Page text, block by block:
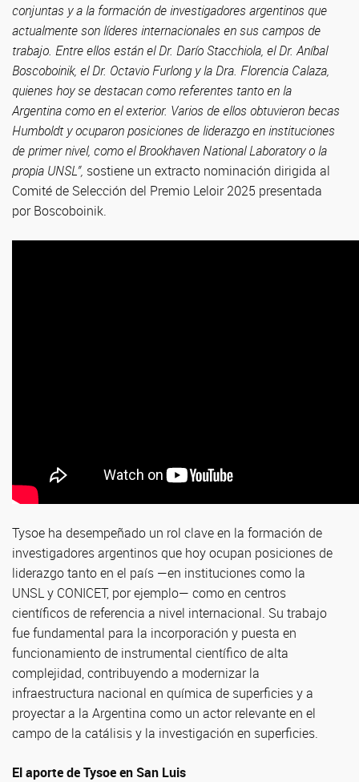
conjuntas y a la formación de investigadores argentinos que
actualmente son líderes internacionales en sus campos de
trabajo. Entre ellos están el Dr. Darío Stacchiola, el Dr. Aníbal
Boscoboinik, el Dr. Octavio Furlong y la Dra. Florencia Calaza,
quienes hoy se destacan como referentes tanto en la
Argentina como en el exterior. Varios de ellos obtuvieron becas
Humboldt y ocuparon posiciones de liderazgo en instituciones
de primer nivel, como el Brookhaven National Laboratory o la
propia UNSL”, sostiene un extracto nominación dirigida al
Comité de Selección del Premio Leloir 2025 presentada
por Boscoboinik.
Tysoe ha desempeñado un rol clave en la formación de
investigadores argentinos que hoy ocupan posiciones de
liderazgo tanto en el país —en instituciones como la
UNSL y CONICET, por ejemplo— como en centros
científicos de referencia a nivel internacional. Su trabajo
fue fundamental para la incorporación y puesta en
funcionamiento de instrumental científico de alta
complejidad, contribuyendo a modernizar la
infraestructura nacional en química de superficies y a
proyectar a la Argentina como un actor relevante en el
campo de la catálisis y la investigación en superficies.
El aporte de Tysoe en San Luis